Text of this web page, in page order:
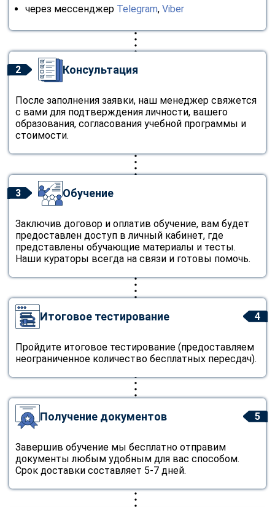
через мессенджер Telegram, Viber
2 Консультация
После заполнения заявки, наш менеджер свяжется
с вами для подтверждения личности, вашего
образования, согласования учебной программы и
стоимости.
3 Обучение
Заключив договор и оплатив обучение, вам будет
предоставлен доступ в личный кабинет, где
представлены обучающие материалы и тесты.
Наши кураторы всегда на связи и готовы помочь.
4
Итоговое тестирование
Пройдите итоговое тестирование (предоставляем
неограниченное количество бесплатных пересдач).
5
Получение документов
Завершив обучение мы бесплатно отправим
документы любым удобным для вас способом.
Срок доставки составляет 5-7 дней.